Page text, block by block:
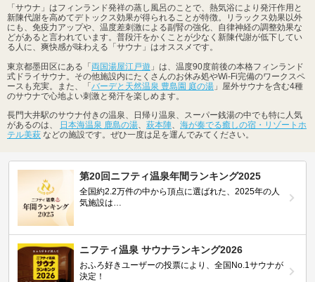
「サウナ」はフィンランド発祥の蒸し風呂のことで、熱気浴により発汗作用と
新陳代謝を高めてデトックス効果が得られることが特徴。リラックス効果以外
にも、免疫力アップや、温度差刺激による副腎の強化、自律神経の調整効果な
どがあると言われています。普段汗をかくことが少なく新陳代謝が低下してい
る人に、爽快感が味わえる「サウナ」はオススメです。
東京都墨田区にある「 両国湯屋江戸遊 」は、温度90度前後の本格フィンランド
式ドライサウナ。その他施設内にたくさんのお休み処やWi-Fi完備のワークスペ
ースも充実。また、「 バーデと天然温泉 豊島園 庭の湯 」屋外サウナを含む4種
のサウナで心地よい刺激と発汗を楽しめます。
長門大井駅のサウナ付きの温泉、日帰り温泉、スーパー銭湯の中でも特に人気
があるのは、
日本海温泉 鹿島の湯、 萩本陣、 海が奏でる癒しの宿・リゾートホ
テル美萩 などの施設です。ぜひ一度は足を運んでみてください。
第20回ニフティ温泉年間ランキング2025
全国約2.2万件の中から頂点に選ばれた、2025年の人
気施設は…
ニフティ温泉 サウナランキング2026
おふろ好きユーザーの投票により、全国No.1サウナが
決定！